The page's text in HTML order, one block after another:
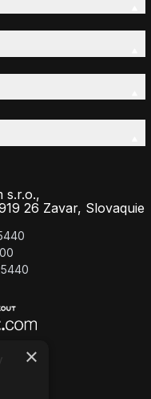
s.r.o.,
26 Zavar, Slovaquie
×